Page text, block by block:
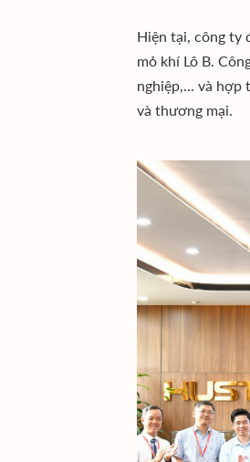
Hiện tại, công ty
mỏ khí Lô B.
nghiệp,... và hợp
và thương mại.